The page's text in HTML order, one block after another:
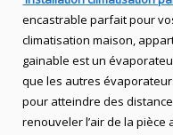
encastrable parfait pour
climatisation maison,
gainable est un
que les autres
pour atteindre des
renouveler l’air de la